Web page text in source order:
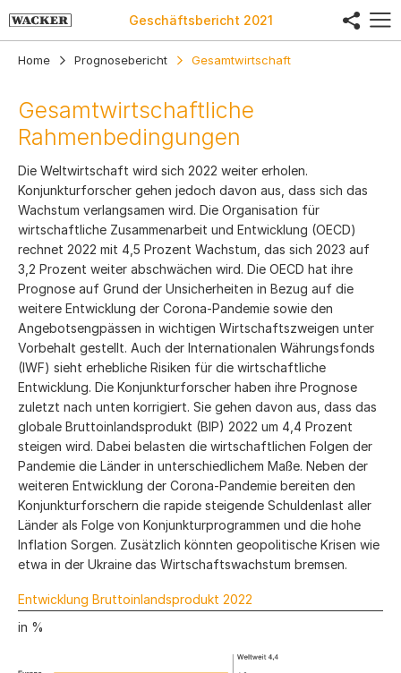
Geschäftsbericht 2021 share
Home Prognosebericht Gesamtwirtschaft
Gesamtwirtschaftliche
Rahmenbedingungen
Die Weltwirtschaft wird sich 2022 weiter erholen.
Konjunkturforscher gehen jedoch davon aus, dass sich das
Wachstum verlangsamen wird. Die Organisation für
wirtschaftliche Zusammenarbeit und Entwicklung (OECD)
rechnet 2022 mit 4,5 Prozent Wachstum, das sich 2023 auf
3,2 Prozent weiter abschwächen wird. Die OECD hat ihre
Prognose auf Grund der Unsicherheiten in Bezug auf die
weitere Entwicklung der Corona-Pandemie sowie den
Angebots­engpässen in wichtigen Wirtschaftszweigen unter
Vorbehalt gestellt. Auch der Internationalen Währungsfonds
(IWF) sieht erhebliche Risiken für die wirtschaftliche
Entwicklung. Die Konjunkturforscher haben ihre Prognose
zuletzt nach unten korrigiert. Sie gehen davon aus, dass das
globale Bruttoinlands­produkt (BIP) 2022 um 4,4 Prozent
steigen wird. Dabei belasten die wirtschaftlichen Folgen der
Pandemie die Länder in unterschiedlichem Maße. Neben der
weiteren Entwicklung der Corona-Pandemie bereiten den
Konjunktur­forschern die rapide steigende Schuldenlast aller
Länder als Folge von Konjunkturprogrammen und die hohe
Inflation Sorgen. Zusätzlich könnten geopolitische Krisen wie
etwa in der Ukraine das Wirtschaftswachstum bremsen.
Entwicklung Bruttoinlandsprodukt 2022
in %